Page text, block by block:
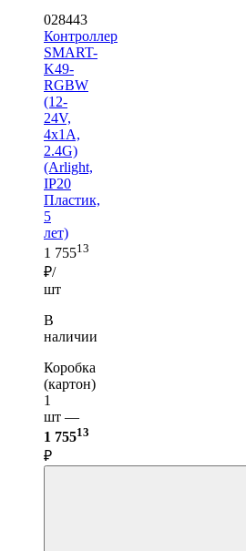
028443
Контроллер
SMART-
K49-
RGBW
(12-
24V,
4x1A,
2.4G)
(Arlight,
IP20
Пластик,
5
лет)
1 75513
₽/
шт
В
наличии
Коробка
(картон)
1
шт —
1 75513
₽